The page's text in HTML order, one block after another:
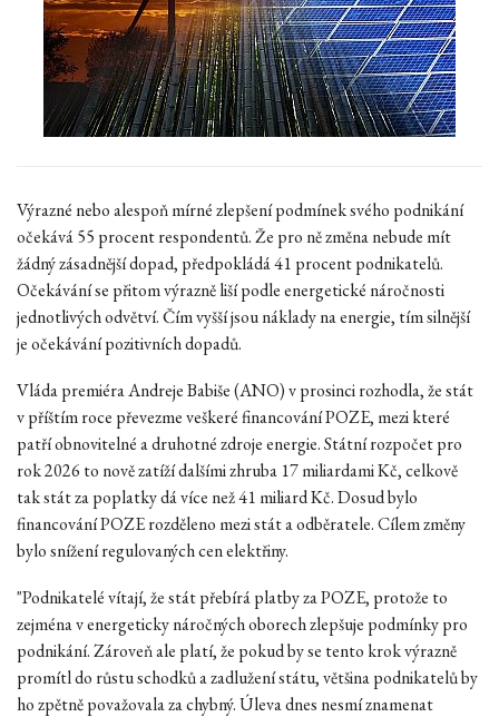
Výrazné nebo alespoň mírné zlepšení podmínek svého podnikání
očekává 55 procent respondentů. Že pro ně změna nebude mít
žádný zásadnější dopad, předpokládá 41 procent podnikatelů.
Očekávání se přitom výrazně liší podle energetické náročnosti
jednotlivých odvětví. Čím vyšší jsou náklady na energie, tím silnější
je očekávání pozitivních dopadů.
Vláda premiéra Andreje Babiše (ANO) v prosinci rozhodla, že stát
v příštím roce převezme veškeré financování POZE, mezi které
patří obnovitelné a druhotné zdroje energie. Státní rozpočet pro
rok 2026 to nově zatíží dalšími zhruba 17 miliardami Kč, celkově
tak stát za poplatky dá více než 41 miliard Kč. Dosud bylo
financování POZE rozděleno mezi stát a odběratele. Cílem změny
bylo snížení regulovaných cen elektřiny.
"Podnikatelé vítají, že stát přebírá platby za POZE, protože to
zejména v energeticky náročných oborech zlepšuje podmínky pro
podnikání. Zároveň ale platí, že pokud by se tento krok výrazně
promítl do růstu schodků a zadlužení státu, většina podnikatelů by
ho zpětně považovala za chybný. Úleva dnes nesmí znamenat